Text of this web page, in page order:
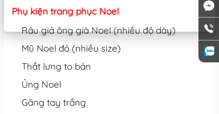
Phụ kiện trang phục Noel
Râu giả ông già Noel (nhiều độ dày)
Mũ Noel đỏ (nhiều size)
Thắt lưng to bản
Ủng Noel
Găng tay trắng